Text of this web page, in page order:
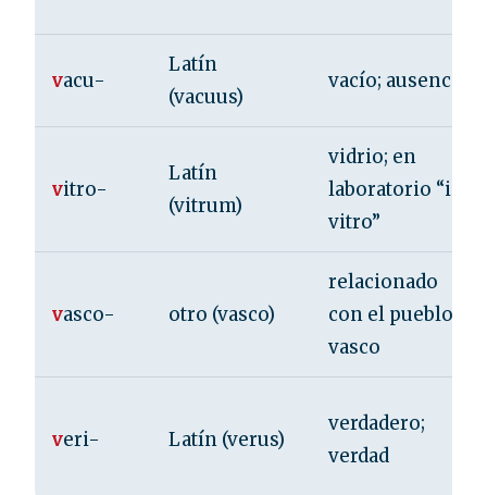
vacu-
Latín
(vacuus)
vacío; ausencia
vitro-
Latín
(vitrum)
vidrio; en
laboratorio “in
vitro”
vasco- otro (vasco)
relacionado
con el pueblo
vasco
veri- Latín (verus)
verdadero;
verdad